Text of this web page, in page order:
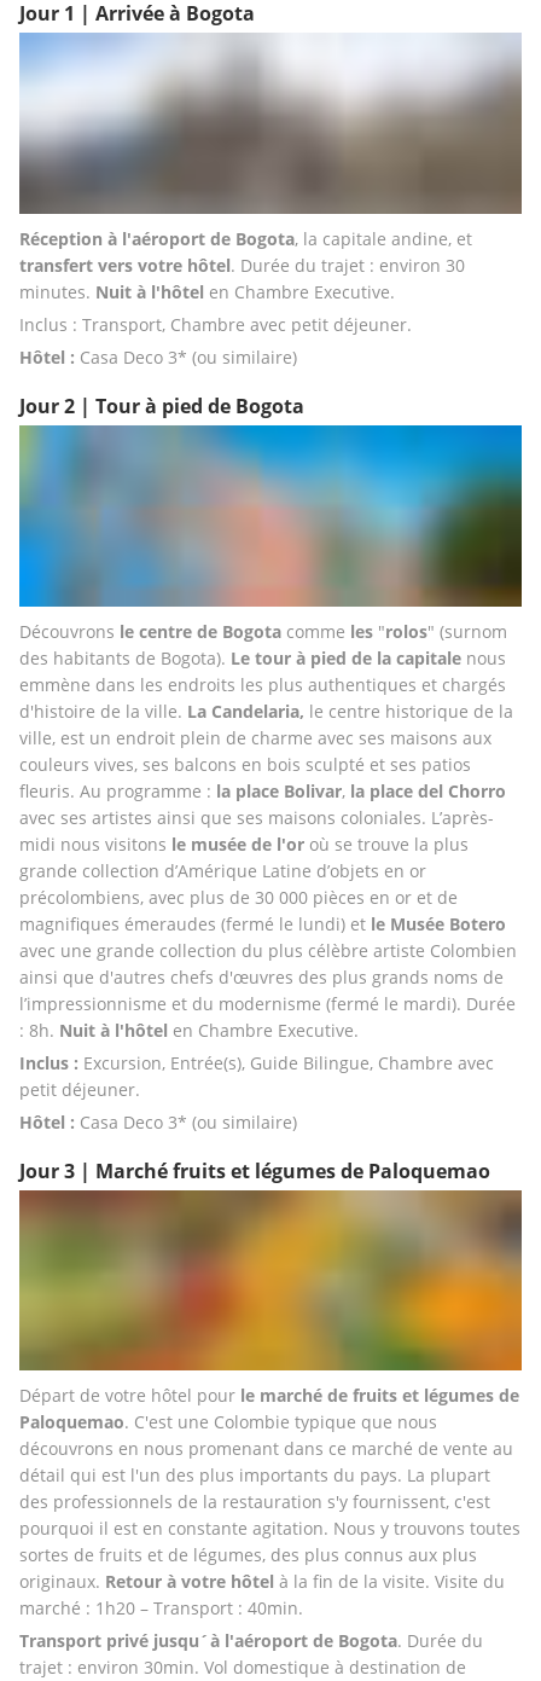
Jour 1 | Arrivée à Bogota
Réception à l'aéroport de Bogota
transfert vers votre hôtel. Durée du trajet : environ 30
minutes. Nuit à l'hôtel en Chambre Executive.
Inclus : Transport, Chambre avec petit déjeuner.
Hôtel : Casa Deco 3* (ou similaire)
Jour 2 | Tour à pied de Bogota
Découvrons le centre de Bogota comme les "rolos" (surnom
des habitants de Bogota). Le tour à pied de la capitale nous
emmène dans les endroits les plus authentiques et chargés
d'histoire de la ville. La Candelaria, le centre historique de la
ville, est un endroit plein de charme avec ses maisons aux
couleurs vives, ses balcons en bois sculpté et ses patios
fleuris. Au programme : la place Bolivar, la place del Chorro
avec ses artistes ainsi que ses maisons coloniales. L’après-
midi nous visitons le musée de l'or où se trouve la plus
grande collection d’Amérique Latine d’objets en or
précolombiens, avec plus de 30 000 pièces en or et de
magnifiques émeraudes (fermé le lundi) et le Musée Botero
avec une grande collection du plus célèbre artiste Colombien
ainsi que d'autres chefs d'œuvres des plus grands noms de
l’impressionnisme et du modernisme (fermé le mardi). Durée
: 8h. Nuit à l'hôtel en Chambre Executive.
Inclus : Excursion, Entrée(s), Guide Bilingue, Chambre avec
petit déjeuner.
Hôtel : Casa Deco 3* (ou similaire)
Jour 3 | Marché fruits et légumes de Paloquemao
Départ de votre hôtel pour le marché de fruits et légumes de
Paloquemao. C'est une Colombie typique que nous
découvrons en nous promenant dans ce marché de vente au
détail qui est l'un des plus importants du pays. La plupart
des professionnels de la restauration s'y fournissent, c'est
pourquoi il est en constante agitation. Nous y trouvons toutes
sortes de fruits et de légumes, des plus connus aux plus
originaux. Retour à votre hôtel à la fin de la visite. Visite du
marché : 1h20 – Transport : 40min.
Transport privé jusqu´à l'aéroport de Bogota. Durée du
trajet : environ 30min. Vol domestique à destination de